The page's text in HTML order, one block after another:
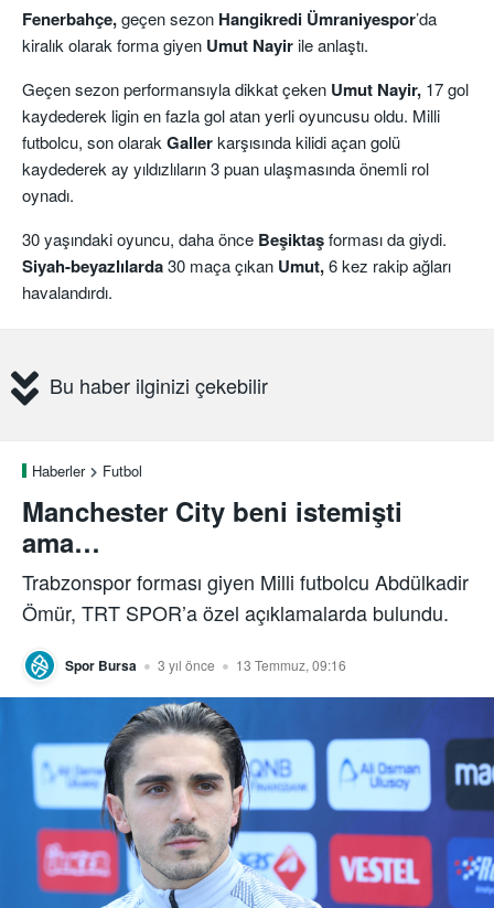
Fenerbahçe,geçen sezon Hangikredi Ümraniyespor’da
kiralık olarak forma giyen Umut Nayirile anlaştı.
Geçen sezon performansıyla dikkat çeken Umut Nayir, 17 gol
kaydederek ligin en fazla gol atan yerli oyuncusu oldu. Milli
futbolcu, son olarak Gallerkarşısında kilidi açan golü
kaydederek ay yıldızlıların 3 puan ulaşmasında önemli rol
oynadı.
30 yaşındaki oyuncu, daha önce Beşiktaşforması da giydi.
Siyah-beyazlılarda30 maça çıkan Umut,6 kez rakip ağları
havalandırdı.
Bu haber ilginizi çekebilir
Haberler Futbol
Manchester City beni istemişti
ama…
Trabzonspor forması giyen Milli futbolcu Abdülkadir
Ömür, TRT SPOR’a özel açıklamalarda bulundu.
Spor Bursa 3 yıl önce 13 Temmuz, 09:16